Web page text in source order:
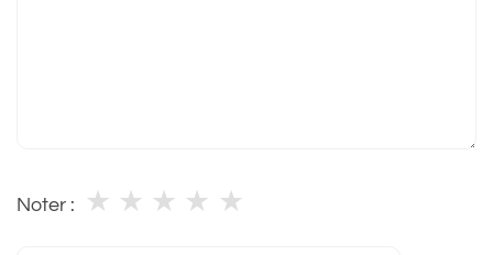
Noter : ★
★
★
★
★